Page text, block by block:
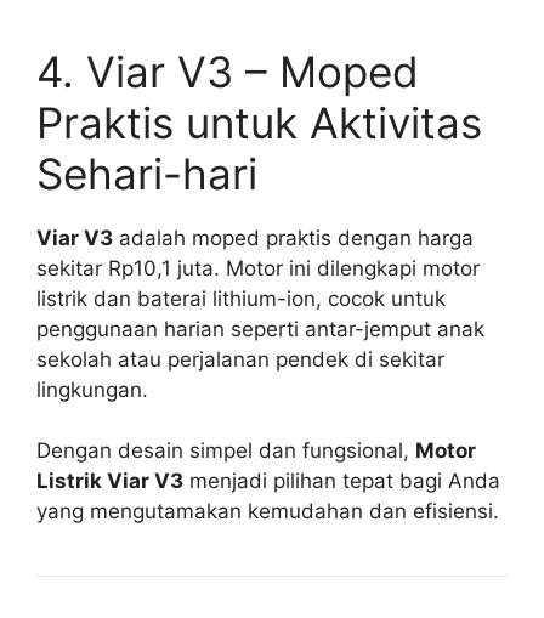
4. Viar V3 – Moped
Praktis untuk Aktivitas
Sehari-hari
Viar V3 adalah moped praktis dengan harga
sekitar Rp10,1 juta. Motor ini dilengkapi motor
listrik dan baterai lithium-ion, cocok untuk
penggunaan harian seperti antar-jemput anak
sekolah atau perjalanan pendek di sekitar
lingkungan.
Dengan desain simpel dan fungsional, Motor
Listrik Viar V3 menjadi pilihan tepat bagi Anda
yang mengutamakan kemudahan dan efisiensi.